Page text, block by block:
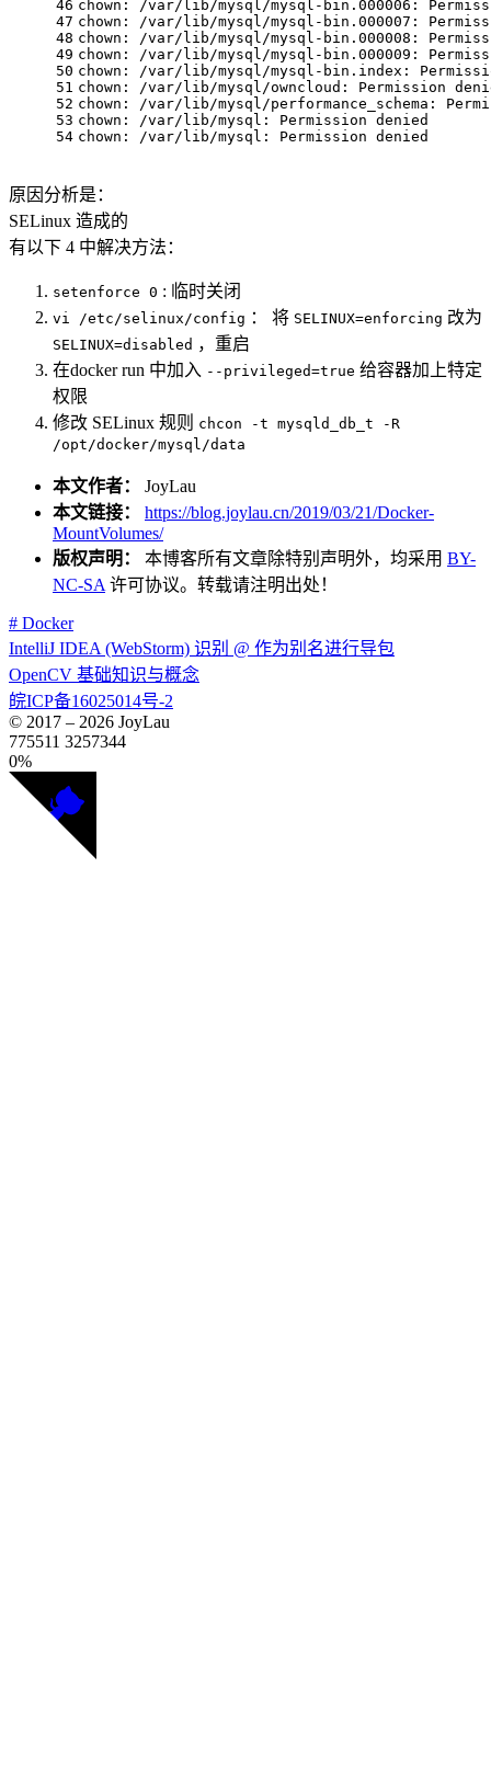
46
47
48
49
50
51
52
53
54
chown: /var/lib/mysql/mysql-bin.000006:
chown: /var/lib/mysql/mysql-bin.000007:
chown: /var/lib/mysql/mysql-bin.000008:
chown: /var/lib/mysql/mysql-bin.000009:
chown: /var/lib/mysql/mysql-bin.index:
chown: /var/lib/mysql/owncloud: Permission
chown: /var/lib/mysql/performance_schema:
chown: /var/lib/mysql: Permission denied
chown: /var/lib/mysql: Permission denied
原因分析是：
SELinux 造成的
有以下 4 中解决方法：
setenforce 0 : 临时关闭
vi /etc/selinux/config ： 将 SELINUX=enforcing 改为
SELINUX=disabled ，重启
在docker run 中加入 --privileged=true 给容器加上特定
权限
修改 SELinux 规则 chcon -t mysqld_db_t -R
/opt/docker/mysql/data
本文作者： JoyLau
本文链接：
https://blog.joylau.cn/2019/03/21/Docker-
MountVolumes/
版权声明： 本博客所有文章除特别声明外，均采用 BY-
NC-SA 许可协议。转载请注明出处！
# Docker
IntelliJ IDEA (WebStorm) 识别 @ 作为别名进行导包
OpenCV 基础知识与概念
皖ICP备16025014号-2
© 2017 – 2026 JoyLau
775511 3257344
0%